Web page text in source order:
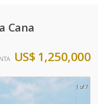
Cana
US$ 1,250,000
1 of 7